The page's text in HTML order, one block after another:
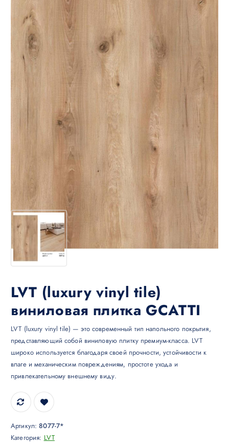
LVT (luxury vinyl tile)
виниловая плитка GCATTI
LVT (luxury vinyl tile) — это современный тип напольного покрытия,
представляющий собой виниловую плитку премиум-класса. LVT
широко используется благодаря своей прочности, устойчивости к
влаге и механическим повреждениям, простоте ухода и
привлекательному внешнему виду.
Артикул:8077-7*
Категория: LVT